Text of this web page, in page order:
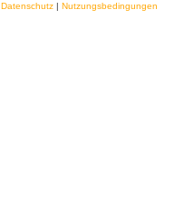
Datenschutz | Nutzungsbedingungen